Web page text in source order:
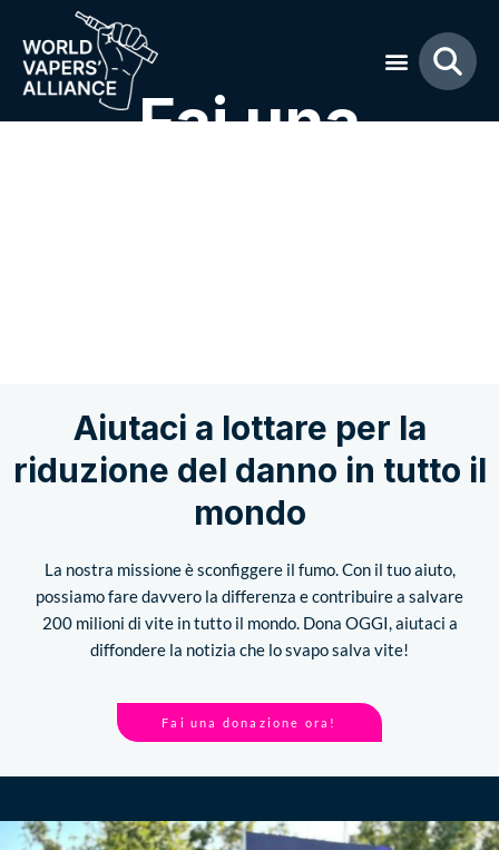
Fai una
Aiutaci a lottare per la
riduzione del danno in tutto il
mondo
La nostra missione è sconfiggere il fumo. Con il tuo aiuto,
possiamo fare davvero la differenza e contribuire a salvare
200 milioni di vite in tutto il mondo. Dona OGGI, aiutaci a
diffondere la notizia che lo svapo salva vite!
Fai una donazione ora!